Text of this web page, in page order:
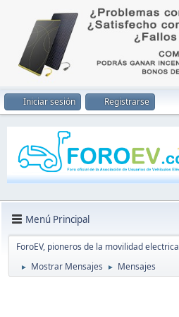
Iniciar sesión Registrarse
Menú Principal
ForoEV, pioneros de la movilidad electrica
► Mostrar Mensajes ► Mensajes